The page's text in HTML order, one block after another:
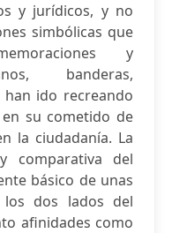
y jurídicos, y no
simbólicas que
y
banderas,
ido recreando
su cometido de
la ciudadanía. La
comparativa del
básico de unas
los dos lados del
afinidades como